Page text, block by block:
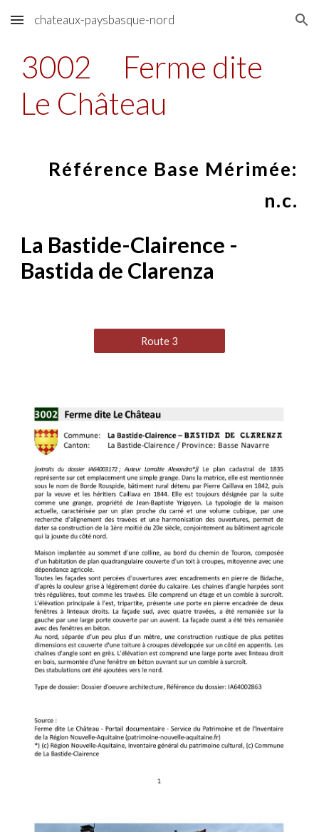
Skip to main content Skip to navigation
chateaux-paysbasque-nord
3002
Ferme dite
Le Château
Référence Base Mérimée:
n.c.
La Bastide-Clairence -
Bastida de Clarenza
Route 3